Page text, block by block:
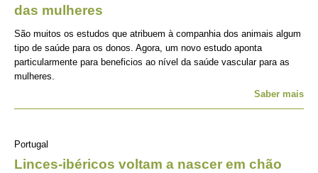
das mulheres
São muitos os estudos que atribuem à companhia dos animais algum
tipo de saúde para os donos. Agora, um novo estudo aponta
particularmente para beneficios ao nível da saúde vascular para as
mulheres.
Saber mais
Portugal
Linces-ibéricos voltam a nascer em chão